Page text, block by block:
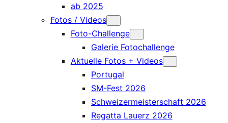
ab 2025
Fotos / Videos
Foto-Challenge
Galerie Fotochallenge
Aktuelle Fotos + Videos
Portugal
SM-Fest 2026
Schweizermeisterschaft 2026
Regatta Lauerz 2026